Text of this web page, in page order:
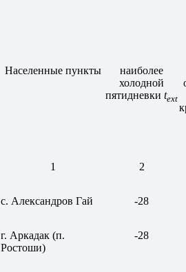
Населенные пункты
наиболее
холодной
пятидневки text
1 2
с. Александров Гай -28
г. Аркадак (п.
Ростоши)
-28